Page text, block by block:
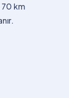
70 km